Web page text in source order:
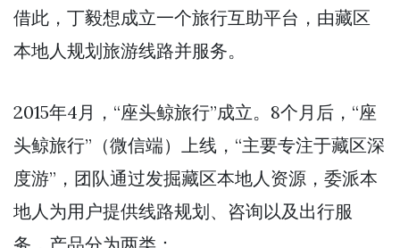
借此，丁毅想成立一个旅行互助平台，由藏区
本地人规划旅游线路并服务。
2015年4月，“座头鲸旅行”成立。8个月后，“座
头鲸旅行”（微信端）上线，“主要专注于藏区深
度游”，团队通过发掘藏区本地人资源，委派本
地人为用户提供线路规划、咨询以及出行服